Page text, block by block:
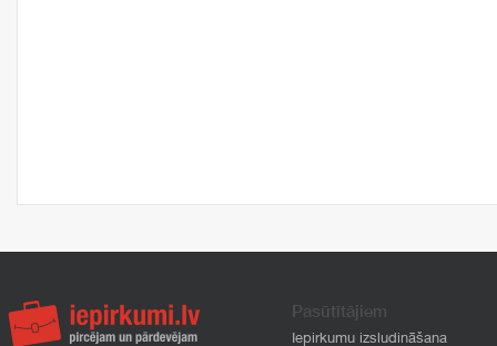
Pasūtītājiem
Iepirkumu izsludināšana